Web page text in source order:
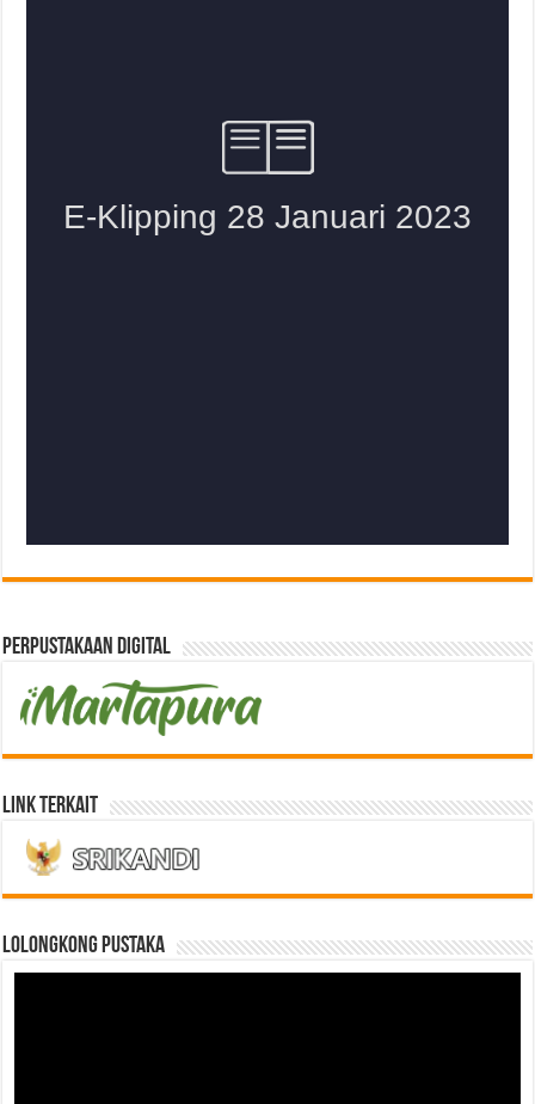
Perpustakaan Digital
Link Terkait
LOLONGKONG PUSTAKA